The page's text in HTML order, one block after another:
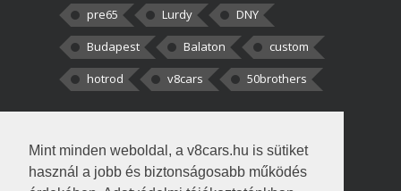
Mint minden weboldal, a v8cars.hu is sütiket
használ a jobb és biztonságosabb működés
pre65
Lurdy
DNY
Budapest
Balaton
custom
hotrod
v8cars 50brothers
kortisz:Elszúrtam! Én csak két
darabbaal számoltam. Nem tudtam, hogy fél autót,